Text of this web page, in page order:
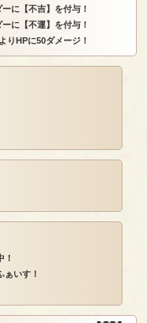
に【不吉】を付与！
に【不運】を付与！
りHPに50ダメージ！
！
ぁいす！